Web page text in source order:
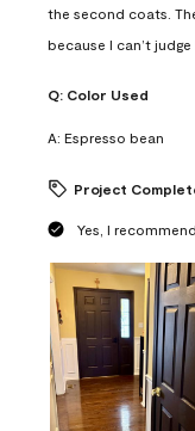
the second coats.
because I can’t
Q: Color Used
A: Espresso bean
Project
Yes, I